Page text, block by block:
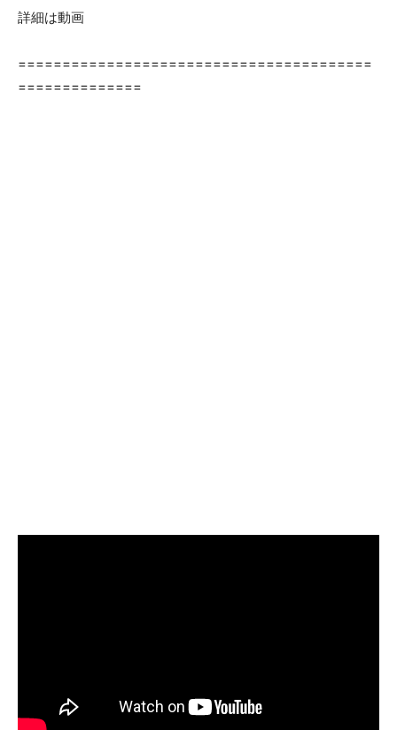
詳細は動画
========================================
==============